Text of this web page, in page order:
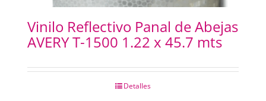
Vinilo Reflectivo Panal de Abejas
AVERY T-1500 1.22 x 45.7 mts
Detalles